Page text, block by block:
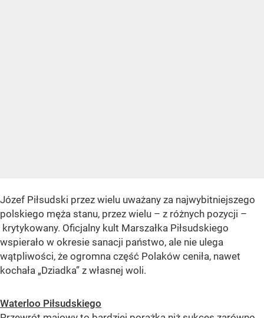
Józef Piłsudski przez wielu uważany za najwybitniejszego
polskiego męża stanu, przez wielu – z różnych pozycji –
krytykowany. Oficjalny kult Marszałka Piłsudskiego
wspierało w okresie sanacji państwo, ale nie ulega
wątpliwości, że ogromna część Polaków ceniła, nawet
kochała „Dziadka” z własnej woli.
Waterloo Piłsudskiego